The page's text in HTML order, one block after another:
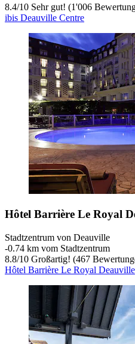
8.4/10 Sehr gut! (1'006
ibis Deauville Centre
Hôtel Barrière Le Royal
Stadtzentrum von Deauville
‐0.74 km vom Stadtzentrum
8.8/10 Großartig! (467
Hôtel Barrière Le Royal Deauville